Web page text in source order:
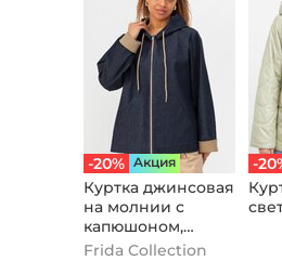
-20% Aкция
Куртка джинсовая
на молнии с
капюшоном,
темно-синий
Frida Collection
-